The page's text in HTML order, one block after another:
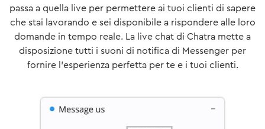
passa a quella live per permettere ai tuoi clienti di sapere
che stai lavorando e sei disponibile a rispondere alle loro
domande in tempo reale. La live chat di Chatra mette a
disposizione tutti i suoni di notifica di Messenger per
fornire l'esperienza perfetta per te e i tuoi clienti.